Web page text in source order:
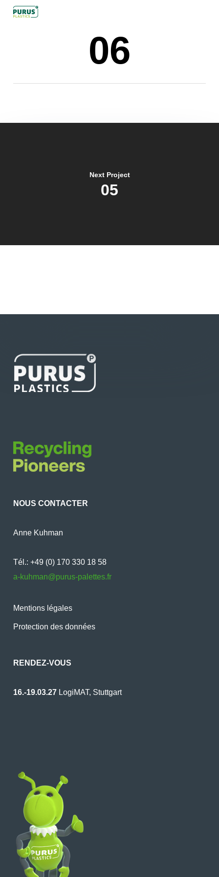
Skip
06
Next Project
05
NOUS CONTACTER
Anne Kuhman
Tél.: +49 (0) 170 330 18 58
a-kuhman@purus-palettes.fr
Mentions légales
Protection des données
RENDEZ-VOUS
16.-19.03.27LogiMAT, Stuttgart